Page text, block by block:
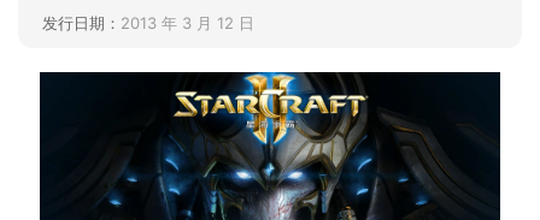
发行日期： 2013 年 3 月 12 日